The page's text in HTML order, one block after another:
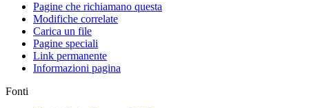
Pagine che richiamano questa
Modifiche correlate
Carica un file
Pagine speciali
Link permanente
Informazioni pagina
Fonti